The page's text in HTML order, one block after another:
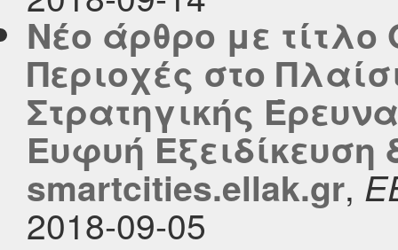
Νέο άρθρο με τίτλο
Περιοχές στο
Στρατηγικής
Ευφυή Εξειδίκευση
smartcities.ellak.gr,
2018-09-05